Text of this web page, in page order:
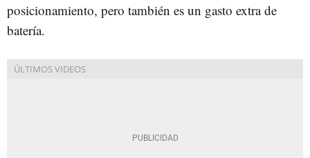
posicionamiento, pero también es un gasto extra de
batería.